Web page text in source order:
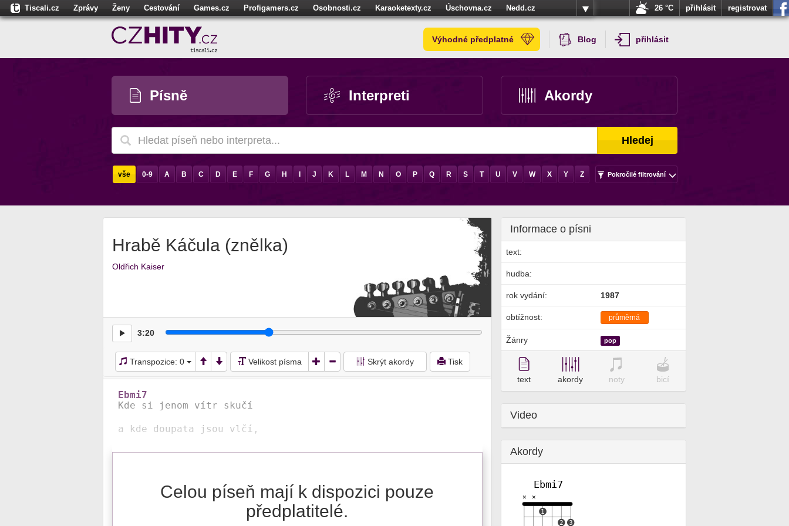
Tiscali.cz Zprávy Ženy Cestování Games.cz Profigamers.cz Osobnosti.cz Karaoketexty.cz Úschovna.cz
Nedd.cz
Sport Dokina.cz CZhity.cz
26 °C přihlásit registrovat
Výhodné předplatné Blog přihlásit
Písně Interpreti Akordy
Hledej
vše 0-9 A B C D E F G H J K L M N O P Q R S T U V W X Y Z Pokročilé filtrování
Hrabě Káčula (znělka)
Oldřich Kaiser
3:20
Transpozice: 0 Velikost písma Skrýt akordy Tisk
Ebmi7
Kde si jenom vítr skučí
a kde doupata jsou vlčí,
Celou píseň mají k dispozici pouze
předplatitelé.
Informace o písni
text:
hudba:
rok vydání: 1987
obtížnost: průměrná
Žánry pop
text akordy noty bicí
Video
Akordy
Ebmi7
✕
✕
1
2 3